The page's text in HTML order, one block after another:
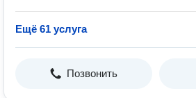
Ещё 61 услуга
Позвонить